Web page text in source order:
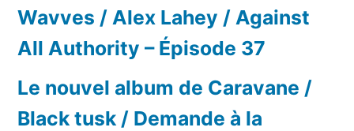
Wavves / Alex Lahey / Against
All Authority – Épisode 37
Le nouvel album de Caravane /
Black tusk / Demande à la